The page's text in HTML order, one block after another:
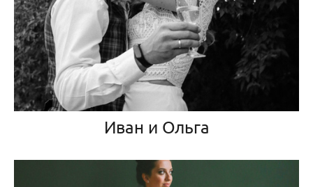
Иван и Ольга